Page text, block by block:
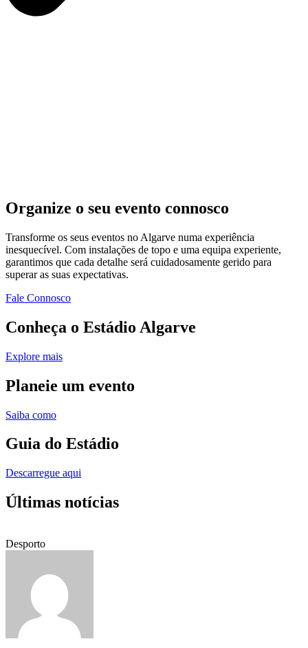
Organize o seu evento connosco
Transforme os seus eventos no Algarve numa experiência
inesquecível. Com instalações de topo e uma equipa experiente,
garantimos que cada detalhe será cuidadosamente gerido para
superar as suas expectativas.
Fale Connosco
Conheça o Estádio Algarve
Explore mais
Planeie um evento
Saiba como
Guia do Estádio
Descarregue aqui
Últimas notícias
Desporto